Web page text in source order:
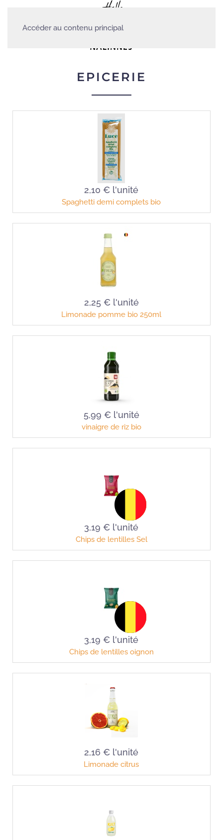
Accéder au contenu principal
EPICERIE
2,10 € l'unité
Spaghetti demi complets bio
2,25 € l'unité
Limonade pomme bio 250ml
5,99 € l'unité
vinaigre de riz bio
3,19 € l'unité
Chips de lentilles Sel
3,19 € l'unité
Chips de lentilles oignon
2,16 € l'unité
Limonade citrus